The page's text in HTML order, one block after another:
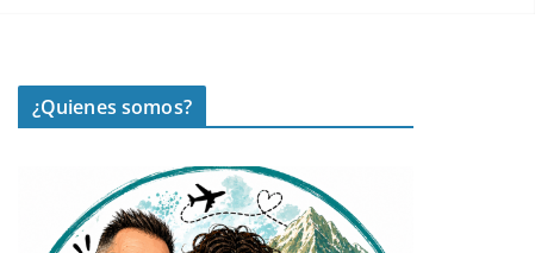
¿Quienes somos?